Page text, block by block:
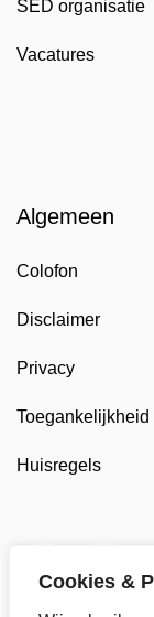
Cookies &
SED organisatie
Vacatures
Algemeen
Colofon
Disclaimer
Privacy
Toegankelijkheid
Huisregels